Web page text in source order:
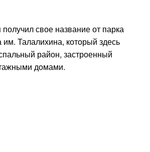
получил свое название от парка
им. Талалихина, который здесь
район, застроенный
домами.